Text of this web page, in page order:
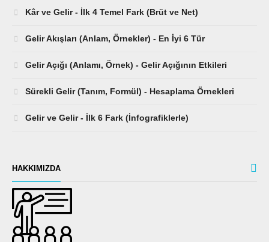
Kâr ve Gelir - İlk 4 Temel Fark (Brüt ve Net)
Gelir Akışları (Anlam, Örnekler) - En İyi 6 Tür
Gelir Açığı (Anlamı, Örnek) - Gelir Açığının Etkileri
Sürekli Gelir (Tanım, Formül) - Hesaplama Örnekleri
Gelir ve Gelir - İlk 6 Fark (İnfografiklerle)
HAKKIMIZDA